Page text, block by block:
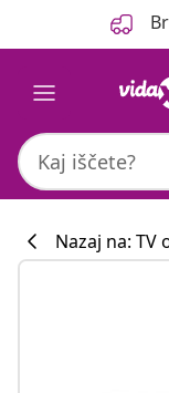
Nazaj na: TV